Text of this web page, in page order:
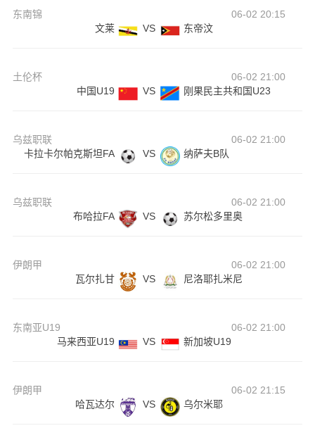
东南锦
06-02 20:15
文莱
VS 东帝汶
土伦杯
06-02 21:00
中国U19
VS 刚果民主共和国U23
乌兹职联
06-02 21:00
卡拉卡尔帕克斯坦FA
VS 纳萨夫B队
乌兹职联
06-02 21:00
布哈拉FA
VS 苏尔松多里奥
伊朗甲
06-02 21:00
瓦尔扎甘
VS 尼洛耶扎米尼
东南亚U19
06-02 21:00
马来西亚U19
VS 新加坡U19
伊朗甲
06-02 21:15
哈瓦达尔
VS 乌尔米耶